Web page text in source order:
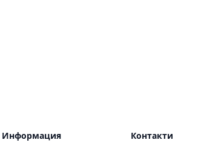
Информация Контакти